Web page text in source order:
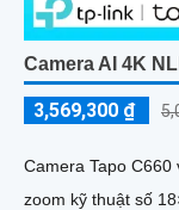
Camera AI 4K
3,569,300 ₫
Camera Tapo C660
zoom kỹ thuật số